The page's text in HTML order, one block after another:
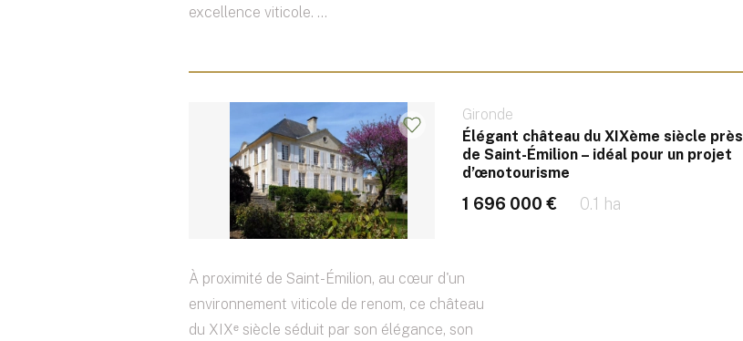
excellence viticole. ...
Gironde
Élégant château du XIXème siècle près
de Saint-Émilion – idéal pour un projet
d’œnotourisme
1 696 000 € 0.1 ha
À proximité de Saint-Émilion, au cœur d'un
environnement viticole de renom, ce château
du XIXᵉ siècle séduit par son élégance, son